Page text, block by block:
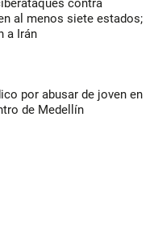
contra
al menos siete estados;
a Irán
por abusar de joven en
de Medellín